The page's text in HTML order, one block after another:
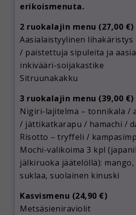
erikoismenuta.
2 ruokalajin menu (27,00 €)
Aasialaistyylinen
/ paistettuja sipuleita ja
inkivääri-soijakastike
Sitruunakakku
3 ruokalajin menu (39,00 €)
Nigiri-lajitelma – tonnikala /
/ jättikatkarapu / hamachi /
Risotto – tryffeli /
Mochi-valikoima 3 kpl
jälkiruoka jäätelöllä):
suklaa, suolainen kinuski
Kasvismenu (24,90 €)
Metsäsieniraviolit